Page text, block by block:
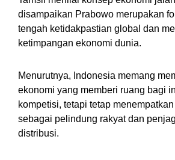
disampaikan Prabowo merupakan
tengah ketidakpastian global dan
ketimpangan ekonomi dunia.
Menurutnya, Indonesia memang
ekonomi yang memberi ruang bagi
kompetisi, tetapi tetap
sebagai pelindung rakyat dan
distribusi.